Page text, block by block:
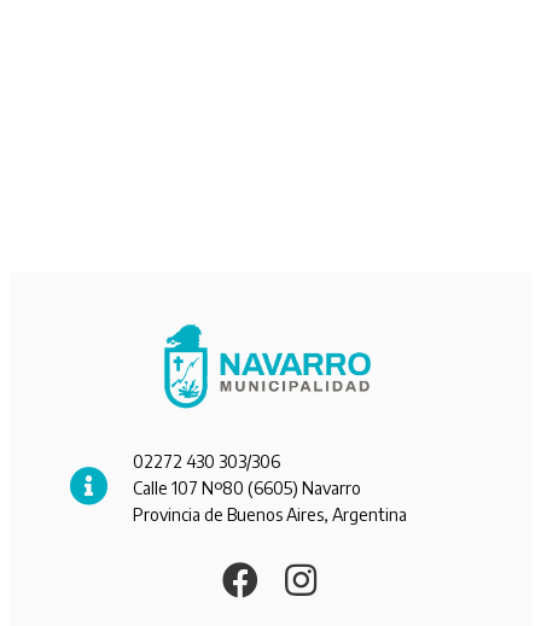
02272 430 303/306
Calle 107 Nº80 (6605) Navarro
Provincia de Buenos Aires, Argentina